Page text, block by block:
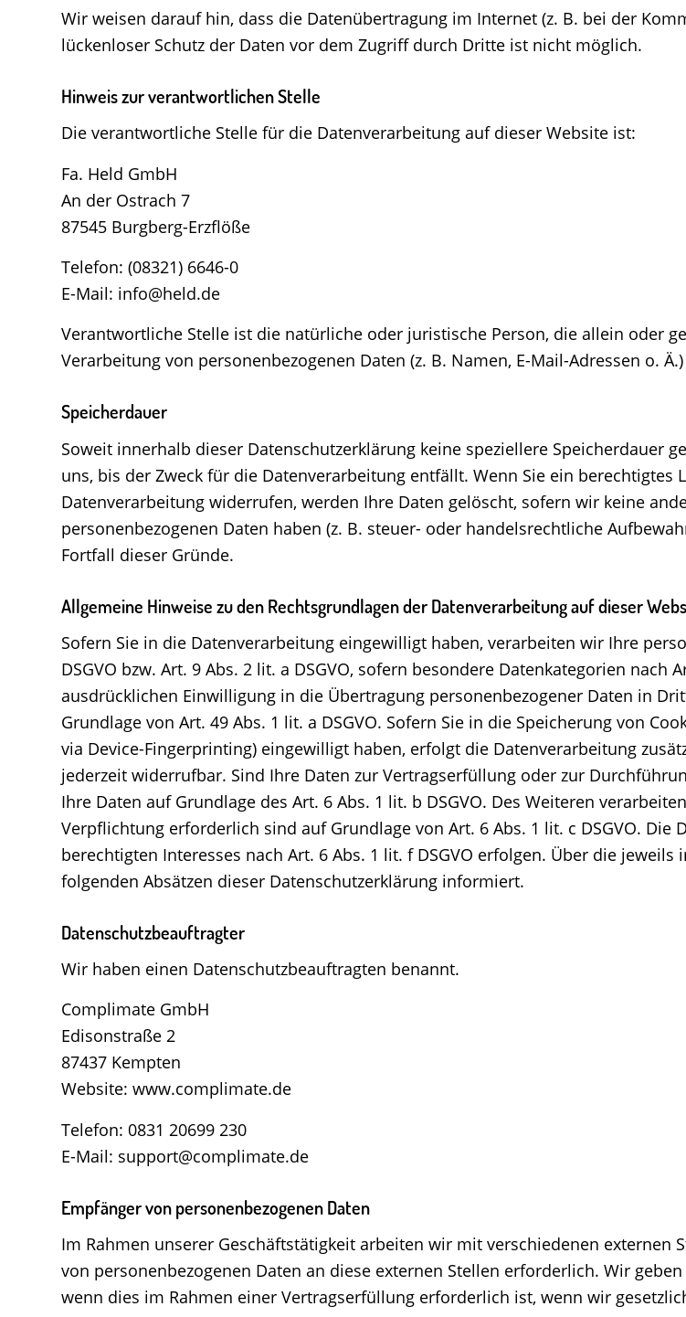
Wir weisen darauf hin, dass die Datenübertragung im Internet (z. B. bei der
lückenloser Schutz der Daten vor dem Zugriff durch Dritte ist nicht möglich.
Hinweis zur verantwortlichen Stelle
Die verantwortliche Stelle für die Datenverarbeitung auf dieser Website ist:
Fa. Held GmbH
An der Ostrach 7
87545 Burgberg-Erzflöße
Telefon: (08321) 6646-0
E-Mail: info@held.de
Verantwortliche Stelle ist die natürliche oder juristische Person, die allein oder
Verarbeitung von personenbezogenen Daten (z. B. Namen, E-Mail-Adressen o.
Speicherdauer
Soweit innerhalb dieser Datenschutzerklärung keine speziellere Speicherdauer
uns, bis der Zweck für die Datenverarbeitung entfällt. Wenn Sie ein
Datenverarbeitung widerrufen, werden Ihre Daten gelöscht, sofern wir keine
personenbezogenen Daten haben (z. B. steuer- oder handelsrechtliche
Fortfall dieser Gründe.
Allgemeine Hinweise zu den Rechtsgrundlagen der Datenverarbeitung auf dieser
Sofern Sie in die Datenverarbeitung eingewilligt haben, verarbeiten wir Ihre
DSGVO bzw. Art. 9 Abs. 2 lit. a DSGVO, sofern besondere Datenkategorien nach
ausdrücklichen Einwilligung in die Übertragung personenbezogener Daten in
Grundlage von Art. 49 Abs. 1 lit. a DSGVO. Sofern Sie in die Speicherung von
via Device-Fingerprinting) eingewilligt haben, erfolgt die Datenverarbeitung
jederzeit widerrufbar. Sind Ihre Daten zur Vertragserfüllung oder zur
Ihre Daten auf Grundlage des Art. 6 Abs. 1 lit. b DSGVO. Des Weiteren
Verpflichtung erforderlich sind auf Grundlage von Art. 6 Abs. 1 lit. c DSGVO.
berechtigten Interesses nach Art. 6 Abs. 1 lit. f DSGVO erfolgen. Über die
folgenden Absätzen dieser Datenschutzerklärung informiert.
Datenschutz­beauftragter
Wir haben einen Datenschutzbeauftragten benannt.
Complimate GmbH
Edisonstraße 2
87437 Kempten
Website: www.complimate.de
Telefon: 0831 20699 230
E-Mail: support@complimate.de
Empfänger von personenbezogenen Daten
Im Rahmen unserer Geschäftstätigkeit arbeiten wir mit verschiedenen
von personenbezogenen Daten an diese externen Stellen erforderlich. Wir
wenn dies im Rahmen einer Vertragserfüllung erforderlich ist, wenn wir